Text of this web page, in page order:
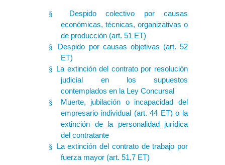
§
Despido colectivo por causas
económicas, técnicas, organizativas o
de producción (art. 51 ET)
§
Despido por causas objetivas (art. 52
ET)
§ La extinción del contrato por resolución
judicial en los supuestos
contemplados en la Ley Concursal
§
Muerte, jubilación o incapacidad del
empresario individual (art. 44 ET) o la
extinción de la personalidad jurídica
del contratante
§
La extinción del contrato de trabajo por
fuerza mayor (art. 51,7 ET)